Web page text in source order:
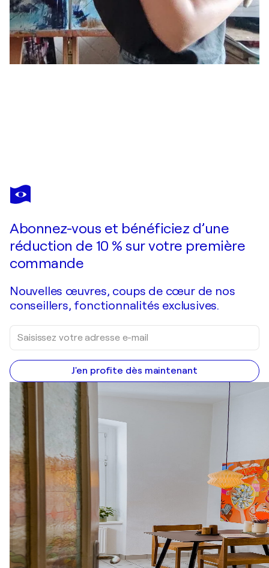
LENA LITO
Esplosione solare
Abonnez-vous et bénéficiez d’une
réduction de 10 % sur votre première
commande
Nouvelles œuvres, coups de cœur de nos
conseillers, fonctionnalités exclusives.
J'en profite dès maintenant